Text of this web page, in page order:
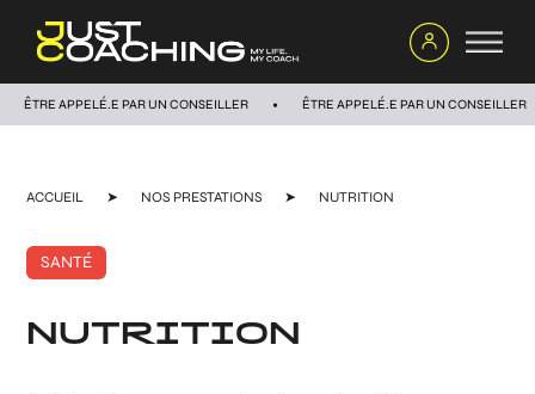
ÊTRE APPELÉ.E PAR UN CONSEILLER ÊTRE APPELÉ.E PAR UN CONSEILLER
ACCUEIL ➤ NOS PRESTATIONS ➤ NUTRITION
SANTÉ
NUTRITION